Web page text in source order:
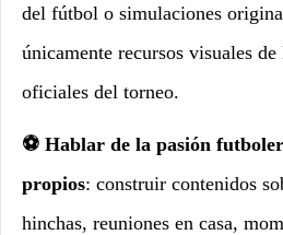
del fútbol o simulaciones
únicamente recursos visuales
oficiales del torneo.
⚽ Hablar de la pasión
propios: construir contenidos
hinchas, reuniones en casa,